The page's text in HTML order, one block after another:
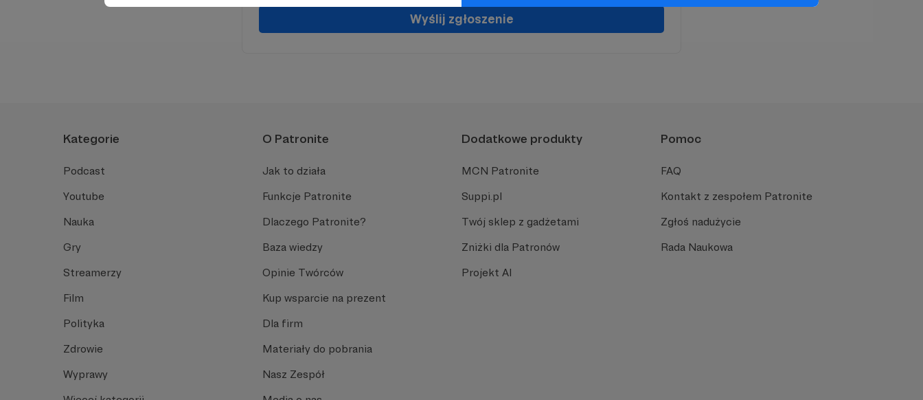
profilowaniu, a także prawo wyrażenia sprzeciwu wobec przetwarzania Twoich danych osobowych.
Rejestracja dla osób niepełnoletnich możliwa jest po przekazaniu podpisanego formularza "Zgodna na
Wyślij zgłoszenie
Kategorie
Podcast
Youtube
Nauka
Gry
Streamerzy
Film
Polityka
Zdrowie
Wyprawy
O Patronite
Jak to działa
Funkcje Patronite
Dlaczego Patronite?
Baza wiedzy
Opinie Twórców
Kup wsparcie na prezent
Dla firm
Materiały do pobrania
Nasz Zespół
Dodatkowe produkty
MCN Patronite
Suppi.pl
Twój sklep z gadżetami
Zniżki dla Patronów
Projekt AI
Pomoc
FAQ
Kontakt z zespołem Patronite
Zgłoś nadużycie
Rada Naukowa